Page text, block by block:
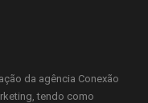
da agência Conexão
tendo como